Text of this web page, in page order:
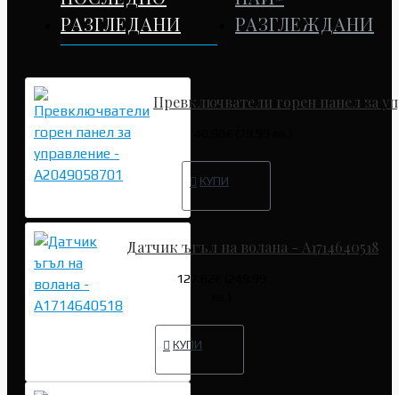
РАЗГЛЕДАНИ
РАЗГЛЕЖДАНИ
Превключватели горен панел за
КУПИ
Датчик ъгъл на волана - A1714640518
127.82€ (249.99
КУПИ